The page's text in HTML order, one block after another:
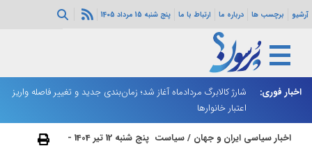
آرشیو برچسب ها درباره ما ارتباط با ما پنج شنبه 15 مرداد 1405
اخبار فوری:
هرمز ادامه
شارژ کالابرگ مردادماه آغاز شد؛ زمان‌بندی جدید و تغییر فاصله واریز
اعتبار خانوارها
اخبار سیاسی ایران و جهان /سیاست
پنج شنبه 12 تیر 1404 -